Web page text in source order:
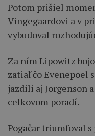
Potom prišiel
Vingegaardovi a v
vybudoval
Za ním Lipowitz
zatiaľ čo Evenepoel
jazdili aj Jorgenson
celkovom poradí.
Pogačar triumfoval